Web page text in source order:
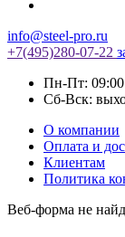
info@steel-pro.ru
+7(495)280-07-22
Пн-Пт: 09:00
Cб-Вск:
О компании
Оплата и
Клиентам
Политика
Веб-форма не